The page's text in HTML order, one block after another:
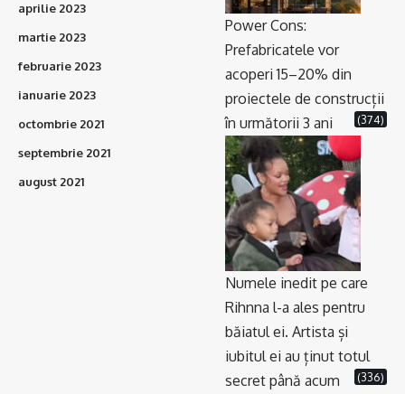
aprilie 2023
martie 2023
februarie 2023
ianuarie 2023
octombrie 2021
septembrie 2021
august 2021
Power Cons:
Prefabricatele vor
acoperi 15–20% din
proiectele de construcții
în următorii 3 ani
(374)
Numele inedit pe care
Rihnna l-a ales pentru
băiatul ei. Artista și
iubitul ei au ținut totul
secret până acum
(336)